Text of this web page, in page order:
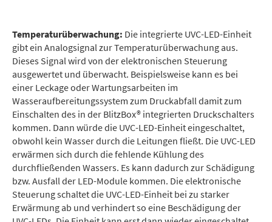
Temperaturüberwachung: Die integrierte UVC-LED-Einheit
gibt ein Analogsignal zur Temperaturüberwachung aus.
Dieses Signal wird von der elektronischen Steuerung
ausgewertet und überwacht. Beispielsweise kann es bei
einer Leckage oder Wartungsarbeiten im
Wasseraufbereitungssystem zum Druckabfall damit zum
Einschalten des in der BlitzBox® integrierten Druckschalters
kommen. Dann würde die UVC-LED-Einheit eingeschaltet,
obwohl kein Wasser durch die Leitungen fließt. Die UVC-LED
erwärmen sich durch die fehlende Kühlung des
durchfließenden Wassers. Es kann dadurch zur Schädigung
bzw. Ausfall der LED-Module kommen. Die elektronische
Steuerung schaltet die UVC-LED-Einheit bei zu starker
Erwärmung ab und verhindert so eine Beschädigung der